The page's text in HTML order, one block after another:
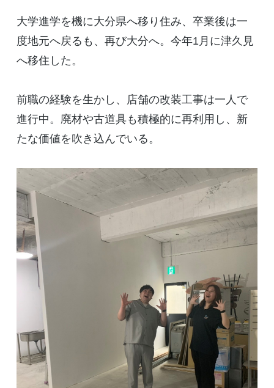
大学進学を機に大分県へ移り住み、卒業後は一
度地元へ戻るも、再び大分へ。今年1 月に津久見
へ移住した。
前職の経験を生かし、店舗の改装工事は一人で
進行中。廃材や古道具も積極的に再利用し、新
たな価値を吹き込んでいる。